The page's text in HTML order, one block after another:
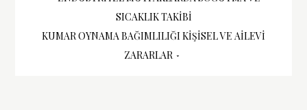
gezinmesi
SICAKLIK TAKIBI
KUMAR OYNAMA BAĞIMLILIĞI KIŞISEL VE AILEVI
ZARARLAR